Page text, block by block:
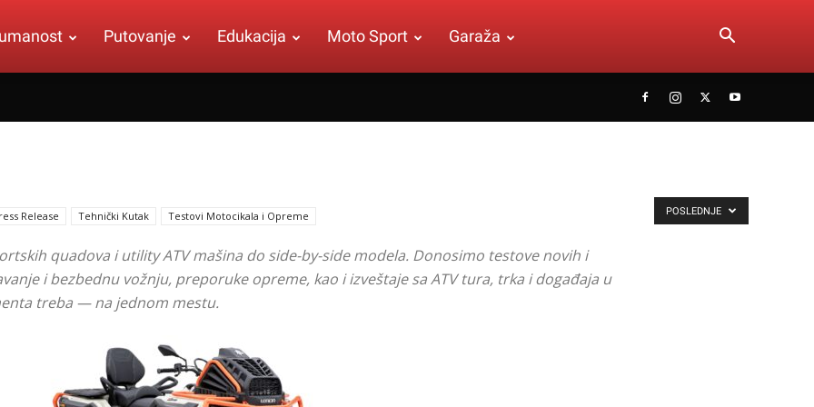
Putovanje Edukacija Moto Sport Garaža
Release Tehnički Kutak Testovi Motocikala i Opreme
quadova i utility ATV mašina do side-by-side modela. Donosimo testove novih i
i bezbednu vožnju, preporuke opreme, kao i izveštaje sa ATV tura, trka i događaja u
treba — na jednom mestu.
POSLEDNJE